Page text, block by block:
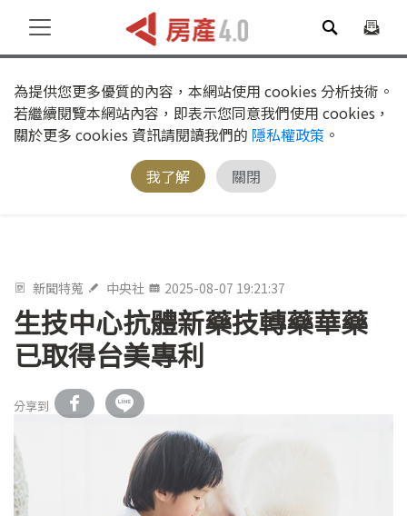
為提供您更多優質的內容，本網站使用 cookies 分析技術。
若繼續閱覽本網站內容，即表示您同意我們使用 cookies，
關於更多 cookies 資訊請閱讀我們的 隱私權政策 。
我了解
關閉
新聞特蒐 中央社 2025-08-07 19:21:37
生技中心抗體新藥技轉藥華藥
已取得台美專利
分享到